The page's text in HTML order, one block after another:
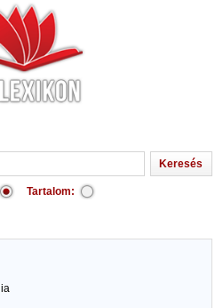
Tartalom: